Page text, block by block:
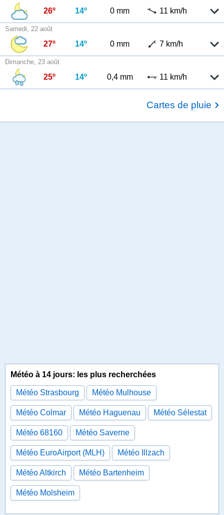
26º 14º 0 mm 11 km/h
Samedi, 22 août
27º 14º 0 mm 7 km/h
Dimanche, 23 août
25º 14º 0,4 mm 11 km/h
Cartes de pluie
Météo à 14 jours: les plus recherchées
Météo Strasbourg Météo Mulhouse
Météo Colmar Météo Haguenau Météo Sélestat
Météo 68160 Météo Saverne
Météo EuroAirport (MLH) Météo Illzach
Météo Altkirch Météo Bartenheim
Météo Molsheim